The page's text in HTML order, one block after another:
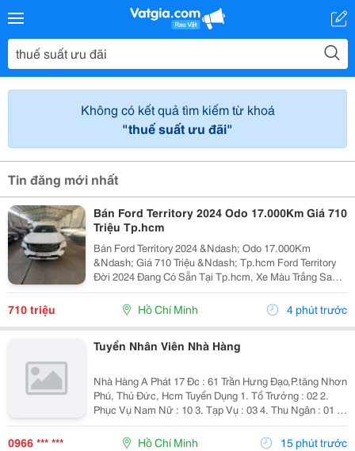
Không có kết quả tìm kiếm từ khoá
"thuế suất ưu đãi"
Tin đăng mới nhất
Bán Ford Territory 2024 Odo 17.000Km Giá 710
Triệu Tp.hcm
Bán Ford Territory 2024 &Ndash; Odo 17.000Km
&Ndash; Giá 710 Triệu &Ndash; Tp.hcm Ford Territory
Đời 2024 Đang Có Sẵn Tại Tp.hcm, Xe Màu Trắng Sang
Trọng, Ngoại Hình Hiện Đại, Phù Hợp Nhu Cầu Sử Dụng
Gia Đình, Đi Làm Hoặc Kinh Doanh Dịch Vụ. &Diams;...
710 triệu Hồ Chí Minh 4 phút trước
Tuyển Nhân Viên Nhà Hàng
Nhà Hàng A Phát 17 Đc : 61 Trần Hưng Đạo,P.tăng Nhơn
Phú, Thủ Đức, Hcm Tuyển Dụng 1. Tổ Trưởng : 02 2.
Phục Vụ Nam Nữ : 10 3. Tạp Vụ : 03 4. Thu Ngân : 01 5.
Tiếp Thực : 02 6. Tả Hổ : 02 Mức Lương + Phụ Cấp :
Thoả Thuận Khi Phỏng...
0966 *** *** Hồ Chí Minh 15 phút trước